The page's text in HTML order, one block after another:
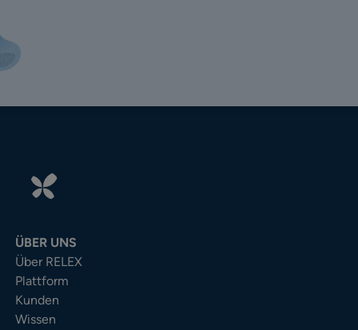
ÜBER UNS
Über RELEX
Plattform
Kunden
Wissen